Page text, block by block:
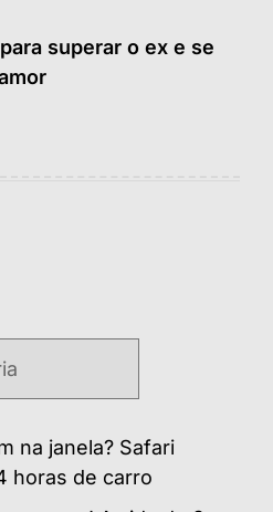
superar o ex e se
na janela? Safari
horas de carro